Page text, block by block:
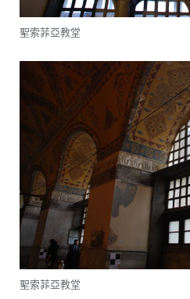
聖索菲亞教堂
聖索菲亞教堂